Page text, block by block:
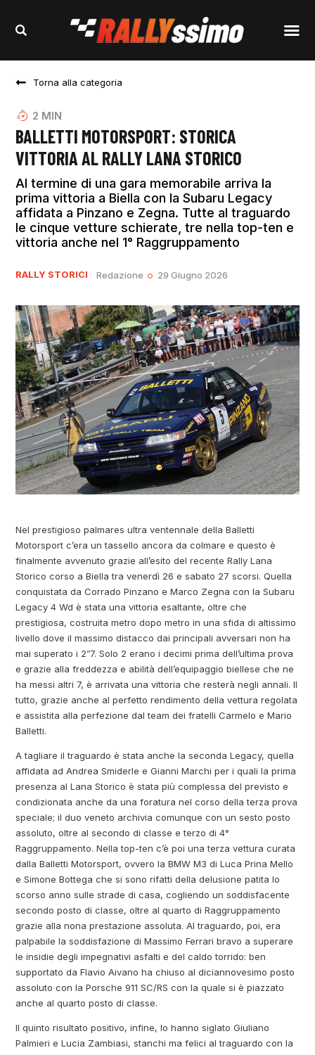
Torna alla categoria
2 MIN
BALLETTI MOTORSPORT: STORICA
VITTORIA AL RALLY LANA STORICO
Al termine di una gara memorabile arriva la
prima vittoria a Biella con la Subaru Legacy
affidata a Pinzano e Zegna. Tutte al traguardo
le cinque vetture schierate, tre nella top-ten e
vittoria anche nel 1° Raggruppamento
RALLY STORICI Redazione 29 Giugno 2026
Nel prestigioso palmares ultra ventennale della Balletti
Motorsport c’era un tassello ancora da colmare e questo è
finalmente avvenuto grazie all’esito del recente Rally Lana
Storico corso a Biella tra venerdì 26 e sabato 27 scorsi. Quella
conquistata da Corrado Pinzano e Marco Zegna con la Subaru
Legacy 4 Wd è stata una vittoria esaltante, oltre che
prestigiosa, costruita metro dopo metro in una sfida di altissimo
livello dove il massimo distacco dai principali avversari non ha
mai superato i 2”7. Solo 2 erano i decimi prima dell’ultima prova
e grazie alla freddezza e abilità dell’equipaggio biellese che ne
ha messi altri 7, è arrivata una vittoria che resterà negli annali. Il
tutto, grazie anche al perfetto rendimento della vettura regolata
e assistita alla perfezione dal team dei fratelli Carmelo e Mario
Balletti.
A tagliare il traguardo è stata anche la seconda Legacy, quella
affidata ad Andrea Smiderle e Gianni Marchi per i quali la prima
presenza al Lana Storico è stata più complessa del previsto e
condizionata anche da una foratura nel corso della terza prova
speciale; il duo veneto archivia comunque con un sesto posto
assoluto, oltre al secondo di classe e terzo di 4°
Raggruppamento. Nella top-ten c’è poi una terza vettura curata
dalla Balletti Motorsport, ovvero la BMW M3 di Luca Prina Mello
e Simone Bottega che si sono rifatti della delusione patita lo
scorso anno sulle strade di casa, cogliendo un soddisfacente
secondo posto di classe, oltre al quarto di Raggruppamento
grazie alla nona prestazione assoluta. Al traguardo, poi, era
palpabile la soddisfazione di Massimo Ferrari bravo a superare
le insidie degli impegnativi asfalti e del caldo torrido: ben
supportato da Flavio Aivano ha chiuso al diciannovesimo posto
assoluto con la Porsche 911 SC/RS con la quale si è piazzato
anche al quarto posto di classe.
Il quinto risultato positivo, infine, lo hanno siglato Giuliano
Palmieri e Lucia Zambiasi, stanchi ma felici al traguardo con la